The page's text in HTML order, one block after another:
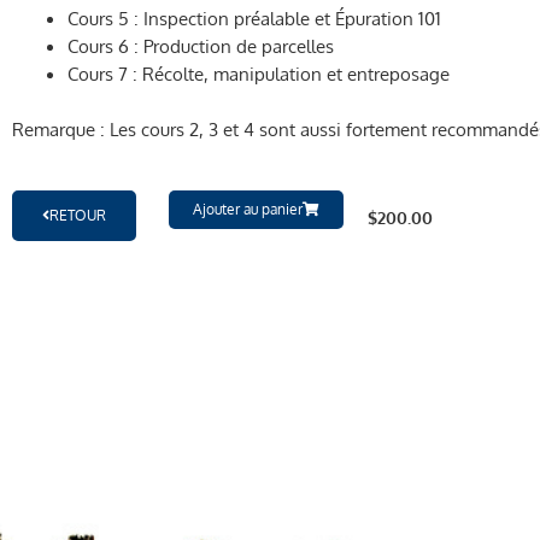
Cours 5 : Inspection préalable et Épuration 101
Cours 6 : Production de parcelles
Cours 7 : Récolte, manipulation et entreposage
Remarque : Les cours 2, 3 et 4 sont aussi fortement
RETOUR Ajouter au panier $200.00